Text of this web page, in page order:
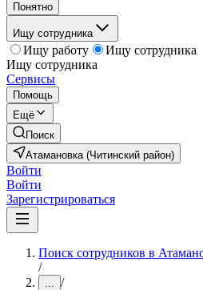
Понятно
Ищу сотрудника
Ищу работу
Ищу сотрудника
Ищу сотрудника
Сервисы
Помощь
Ещё
Поиск
Атамановка (Читинский район)
Войти
Войти
Зарегистрироваться
Поиск сотрудников в
/
... /